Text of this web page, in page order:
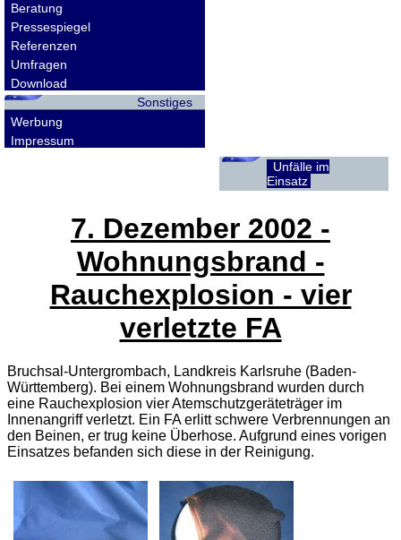
Beratung
Pressespiegel
Referenzen
Umfragen
Download
Sonstiges
Werbung
Impressum
Unfälle im
Einsatz
7. Dezember 2002 -
Wohnungsbrand -
Rauchexplosion - vier
verletzte FA
Bruchsal-Untergrombach, Landkreis Karlsruhe (Baden-
Württemberg). Bei einem Wohnungsbrand wurden durch
eine Rauchexplosion vier Atemschutzgeräteträger im
Innenangriff verletzt. Ein FA erlitt schwere Verbrennungen an
den Beinen, er trug keine Überhose. Aufgrund eines vorigen
Einsatzes befanden sich diese in der Reinigung.